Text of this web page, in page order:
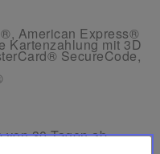
American Express®
Kartenzahlung mit 3D
SecureCode,
30 Tagen ab